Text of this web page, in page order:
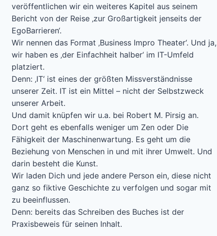
veröffentlichen wir ein weiteres Kapitel aus seinem
Bericht von der Reise ‚zur Großartigkeit jenseits der
EgoBarrieren‘.
Wir nennen das Format ‚Business Impro Theater‘. Und ja,
wir haben es ‚der Einfachheit halber‘ im IT-Umfeld
platziert.
Denn: ‚IT‘ ist eines der größten Missverständnisse
unserer Zeit. IT ist ein Mittel – nicht der Selbstzweck
unserer Arbeit.
Und damit knüpfen wir u.a. bei Robert M. Pirsig an.
Dort geht es ebenfalls weniger um Zen oder Die
Fähigkeit der Maschinenwartung. Es geht um die
Beziehung von Menschen in und mit ihrer Umwelt. Und
darin besteht die Kunst.
Wir laden Dich und jede andere Person ein, diese nicht
ganz so fiktive Geschichte zu verfolgen und sogar mit
zu beeinflussen.
Denn: bereits das Schreiben des Buches ist der
Praxisbeweis für seinen Inhalt.